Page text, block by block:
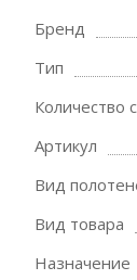
Бренд
Тип
Количество
Артикул
Вид
Вид товара
Назначение